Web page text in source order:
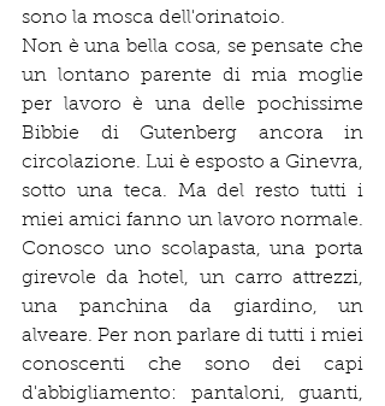
sono la mosca dell'orinatoio.
Non è una bella cosa, se pensate che
un lontano parente di mia moglie
per lavoro è una delle pochissime
Bibbie di Gutenberg ancora in
circolazione. Lui è esposto a Ginevra,
sotto una teca. Ma del resto tutti i
miei amici fanno un lavoro normale.
Conosco uno scolapasta, una porta
girevole da hotel, un carro attrezzi,
una panchina da giardino, un
alveare. Per non parlare di tutti i miei
conoscenti che sono dei capi
d'abbigliamento: pantaloni, guanti,